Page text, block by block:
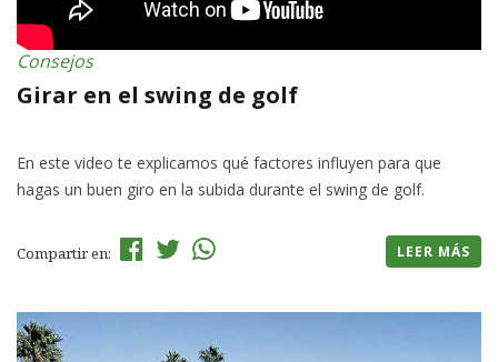
Consejos
Girar en el swing de golf
En este video te explicamos qué factores influyen para que
hagas un buen giro en la subida durante el swing de golf.
Compartir en: LEER MÁS